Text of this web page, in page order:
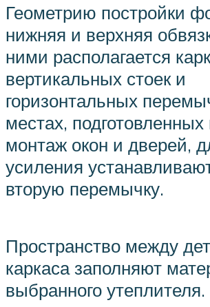
Геометрию постройки
нижняя и верхняя
ними располагается
вертикальных стоек и
горизонтальных
местах, подготовленных
монтаж окон и дверей,
усиления
вторую перемычку.
Пространство между
каркаса заполняют
выбранного